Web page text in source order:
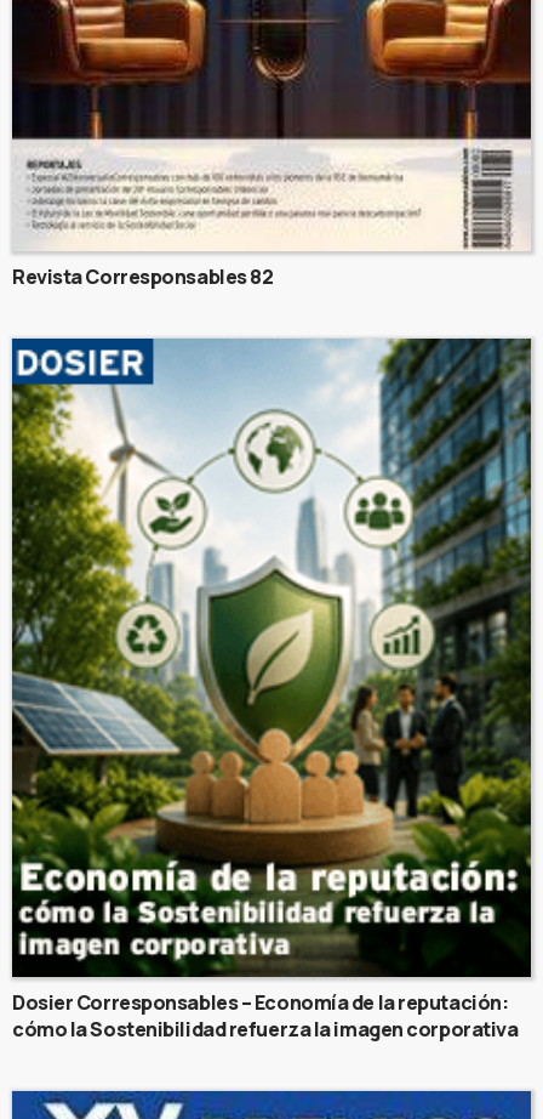
Revista Corresponsables 82
Dosier Corresponsables – Economía de la reputación:
cómo la Sostenibilidad refuerza la imagen corporativa